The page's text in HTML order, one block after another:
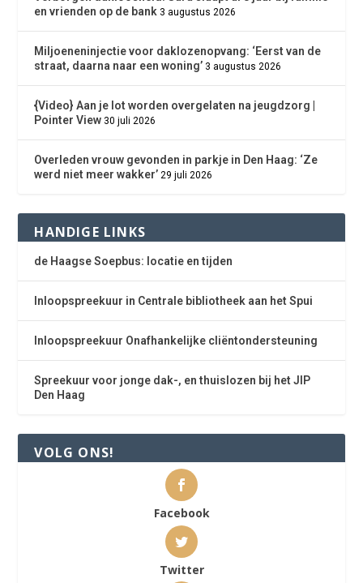
en vrienden op de bank 3 augustus 2026
Miljoeneninjectie voor daklozenopvang: ‘Eerst van de
straat, daarna naar een woning’ 3 augustus 2026
{Video} Aan je lot worden overgelaten na jeugdzorg |
Pointer View 30 juli 2026
Overleden vrouw gevonden in parkje in Den Haag: ‘Ze
werd niet meer wakker’ 29 juli 2026
HANDIGE LINKS
de Haagse Soepbus: locatie en tijden
Inloopspreekuur in Centrale bibliotheek aan het Spui
Inloopspreekuur Onafhankelijke cliëntondersteuning
Spreekuur voor jonge dak-, en thuislozen bij het JIP
Den Haag
VOLG ONS!
Facebook
Twitter